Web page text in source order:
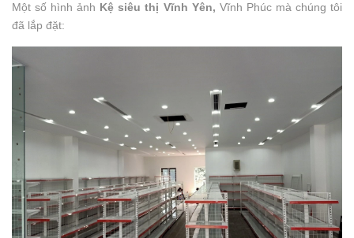
Một số hình ảnh Kệ siêu thị Vĩnh Yên, Vĩnh Phúc mà chúng tôi
đã lắp đặt: